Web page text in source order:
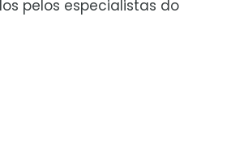
pelos especialistas do